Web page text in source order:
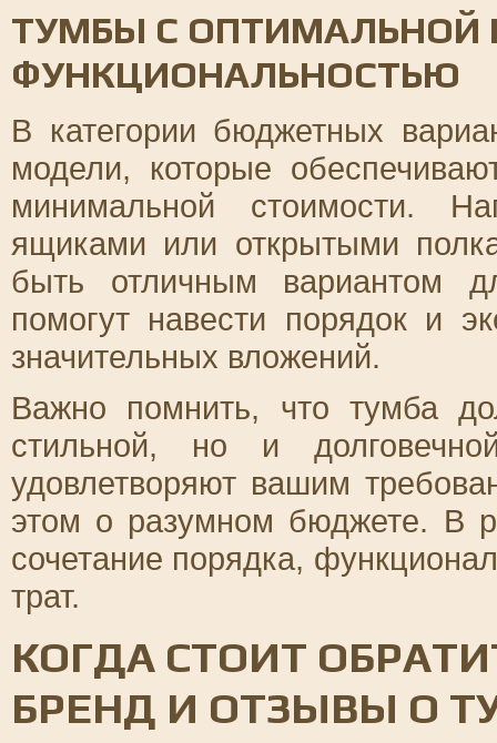
ТУМБЫ С ОПТИМАЛЬНОЙ
ФУНКЦИОНАЛЬНОСТЬЮ
В категории бюджетных
модели, которые
минимальной стоимости.
ящиками или открытыми
быть отличным вариантом
помогут навести порядок и
значительных вложений.
Важно помнить, что тумба
стильной, но и
удовлетворяют вашим
этом о разумном бюджете. В
сочетание порядка,
трат.
КОГДА СТОИТ
БРЕНД И ОТЗЫВЫ О